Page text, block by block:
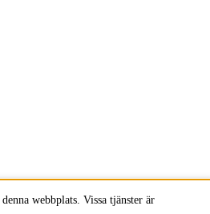
webbplats. Vissa tjänster är